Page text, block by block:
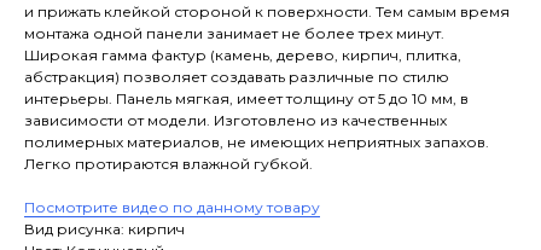
и прижать клейкой стороной к поверхности. Тем самым время
монтажа одной панели занимает не более трех минут.
Широкая гамма фактур (камень, дерево, кирпич, плитка,
абстракция) позволяет создавать различные по стилю
интерьеры. Панель мягкая, имеет толщину от 5 до 10 мм, в
зависимости от модели. Изготовлено из качественных
полимерных материалов, не имеющих неприятных запахов.
Легко протираются влажной губкой.
Посмотрите видео по данному товару
Вид рисунка: кирпич